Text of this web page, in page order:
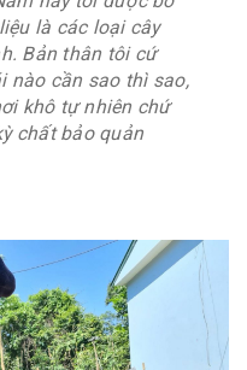
là các loại cây
Bản thân tôi cứ
nào cần sao thì sao,
khô tự nhiên chứ
chất bảo quản